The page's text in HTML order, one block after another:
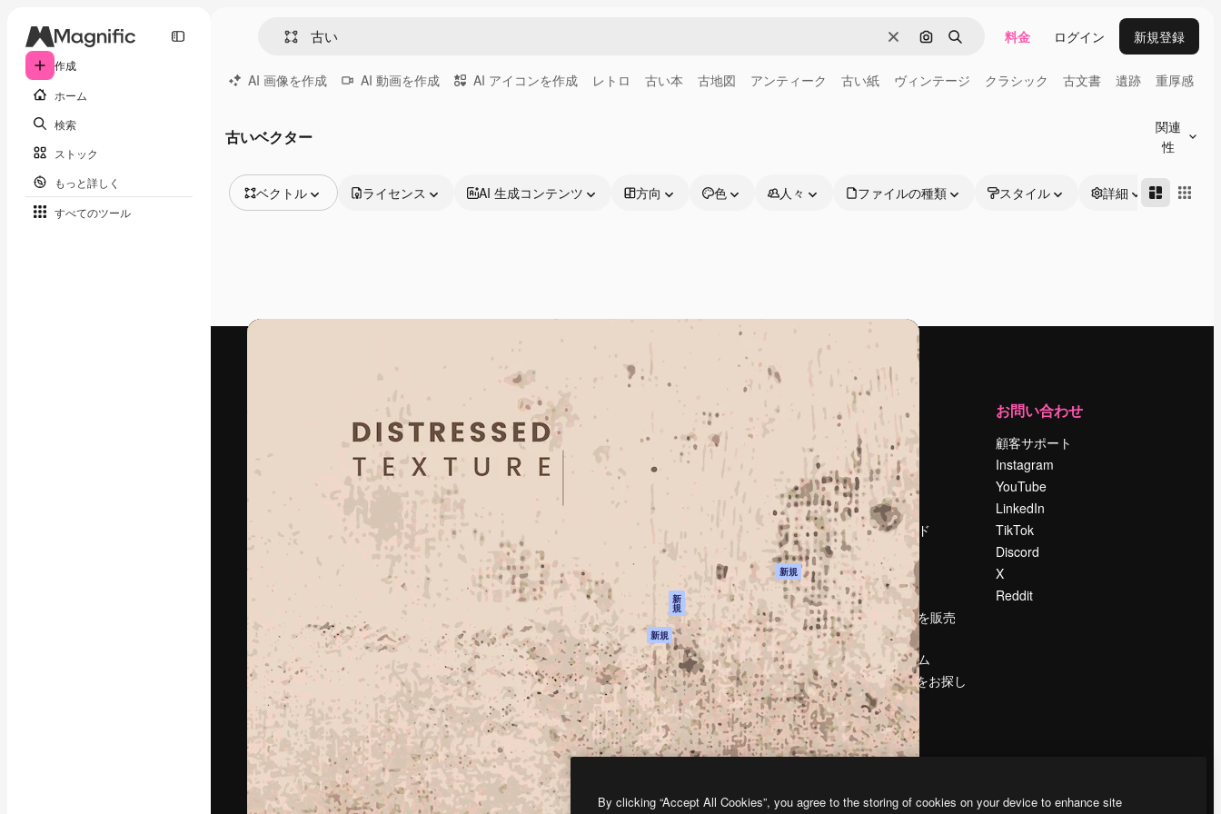
作成
ホーム
検索
ストック
もっと詳しく
すべてのツール
消去 画像で検索
検索 料金 ログイン 新規登録
AI 画像を作成 AI 動画を作成 AI アイコンを作成 レトロ 古い本 古地図 アンティーク 古い紙 ヴィンテージ クラシック 古文書 遺跡 重厚感
古いベクター
関連
性
ベクトル
動画
ライセンス AI 生成コンテンツ 方向 色 人々 ファイルの種類 スタイル 詳細
最高のクリエイティブ制作を導くためのプラ
ットフォーム。クリエイター、企業、代理
店、スタジオを含む100万人以上が利用して
います。
日本語
Spaces
AI アシスタント
AI 画像生成ツール
AI 動画生成ツール
ストックコンテン
ツ
Claude/ChatGPT
向けMCP
新
規
エージェント 新規
API
モバイルアプリ
すべてのMagnificツ
ール
はじめに
Academy
ドキュメント
サポート
利用規約
プライバシーポリ
シー
オリジナル 新規
クッキーポリシー
トラストセンター
アフィリエイト
法人向け
運営
料金
会社概要
Reviews
採用情報
検索トレンド
ブログ
イベント
Slidesgo
コンテンツを販売
する
プレスルーム
magnific.aiをお探し
ですか？
お問い合わせ
顧客サポート
Instagram
YouTube
LinkedIn
TikTok
Discord
X
Reddit
Copyright © 2010-2026Freepik Company S.L.U. 無断複写・転載を禁じます
By clicking “Accept All Cookies”, you agree to the storing of cookies on your device to enhance site